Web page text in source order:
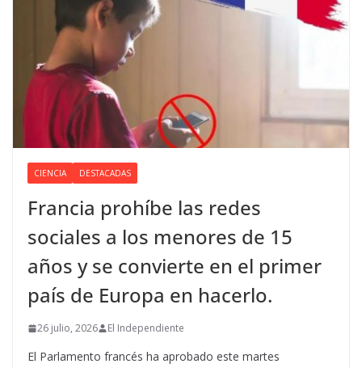
CIENCIA DESTACADAS
Francia prohíbe las redes
sociales a los menores de 15
años y se convierte en el primer
país de Europa en hacerlo.
26 julio, 2026 El Independiente
El Parlamento francés ha aprobado este martes